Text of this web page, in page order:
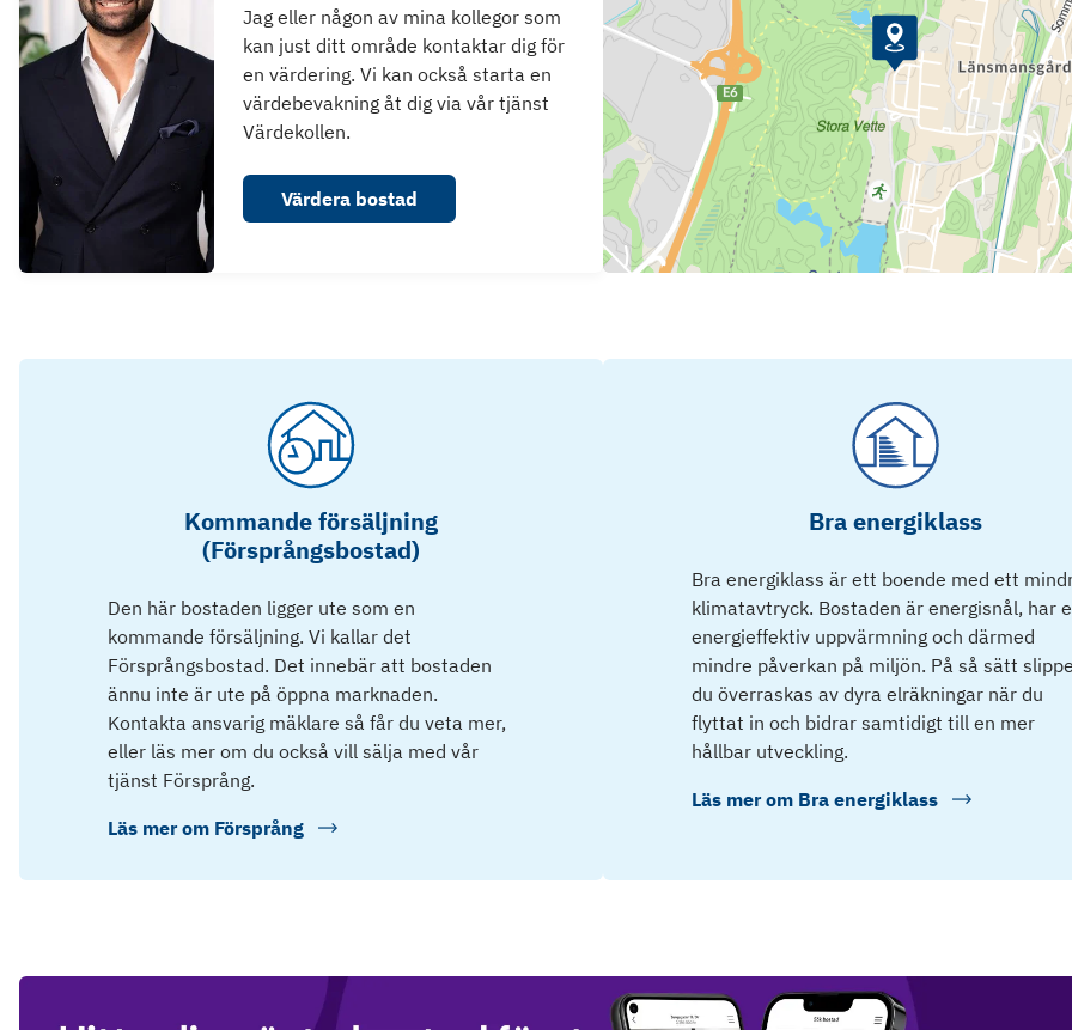
Jag eller någon av mina kollegor som
kan just ditt område kontaktar dig för
en värdering. Vi kan också starta en
värdebevakning åt dig via vår tjänst
Värdekollen.
Värdera bostad
Kommande försäljning
(Försprångsbostad)
Den här bostaden ligger ute som en
kommande försäljning. Vi kallar det
Försprångsbostad. Det innebär att bostaden
ännu inte är ute på öppna marknaden.
Kontakta ansvarig mäklare så får du veta mer,
eller läs mer om du också vill sälja med vår
tjänst Försprång.
Läs mer om Försprång
Bra energiklass
Bra energiklass är ett boende med ett
klimatavtryck. Bostaden är energisnål, har
energieffektiv uppvärmning och därmed
mindre påverkan på miljön. På så sätt
du överraskas av dyra elräkningar när du
flyttat in och bidrar samtidigt till en mer
hållbar utveckling.
Läs mer om Bra energiklass